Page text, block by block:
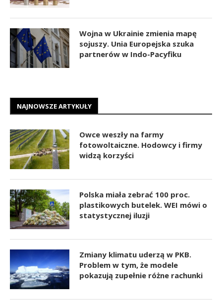
Wojna w Ukrainie zmienia mapę
sojuszy. Unia Europejska szuka
partnerów w Indo-Pacyfiku
NAJNOWSZE ARTYKUŁY
Owce weszły na farmy
fotowoltaiczne. Hodowcy i firmy
widzą korzyści
Polska miała zebrać 100 proc.
plastikowych butelek. WEI mówi o
statystycznej iluzji
Zmiany klimatu uderzą w PKB.
Problem w tym, że modele
pokazują zupełnie różne rachunki